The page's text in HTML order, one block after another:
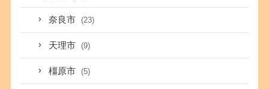
奈良市 (23)
天理市 (9)
橿原市 (5)